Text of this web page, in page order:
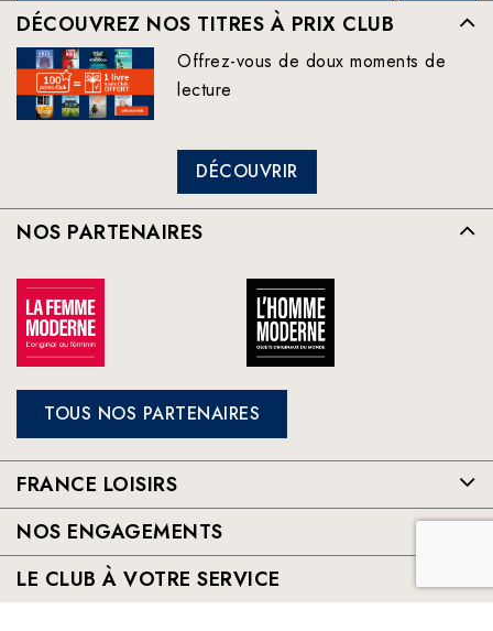
DÉCOUVREZ NOS TITRES À PRIX CLUB
Offrez-vous de doux moments de
lecture
DÉCOUVRIR
NOS PARTENAIRES
TOUS NOS PARTENAIRES
FRANCE LOISIRS
NOS ENGAGEMENTS
LE CLUB À VOTRE SERVICE